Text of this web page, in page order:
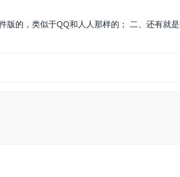
版的，类似于QQ和人人那样的； 二、还有就